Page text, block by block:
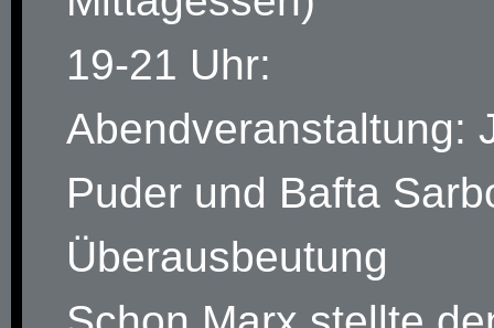
19-21 Uhr:
Abendveranstaltung:
Puder und Bafta
Überausbeutung